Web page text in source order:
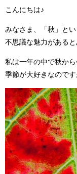
こんにちは♪
みなさま、「秋」と
不思議な魅力がある
私は一年の中で秋か
季節が大好きなのです